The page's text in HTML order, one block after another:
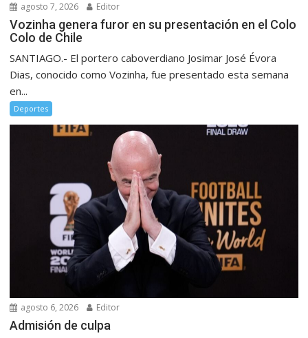
agosto 7, 2026 Editor
Vozinha genera furor en su presentación en el Colo
Colo de Chile
SANTIAGO.- El portero caboverdiano Josimar José Évora
Dias, conocido como Vozinha, fue presentado esta semana
en...
Deportes
agosto 6, 2026 Editor
Admisión de culpa